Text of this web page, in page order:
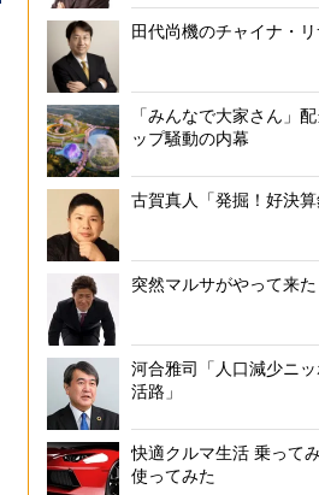
にしおかさんは
田代尚機のチャイナ・
「みんなで大家さん」
ップ騒動の内幕
古賀真人「発掘！好決算
突然マルサがやって来た
河合雅司「人口減少ニ
活路」
快適クルマ生活 乗ってみ
使ってみた